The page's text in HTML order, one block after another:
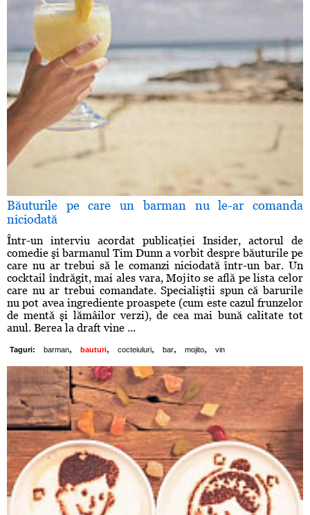
Băuturile pe care un barman nu le-ar comanda
niciodată
Într-un interviu acordat publicaţiei Insider, actorul de
comedie şi barmanul Tim Dunn a vorbit despre băuturile pe
care nu ar trebui să le comanzi niciodată într-un bar. Un
cocktail îndrăgit, mai ales vara, Mojito se află pe lista celor
care nu ar trebui comandate. Specialiştii spun că barurile
nu pot avea ingrediente proaspete (cum este cazul frunzelor
de mentă şi lămâilor verzi), de cea mai bună calitate tot
anul. Berea la draft vine ...
Taguri: barman, bauturi, cocteiuluri, bar, mojito, vin